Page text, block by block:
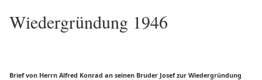
Wiedergründung 1946
Brief von Herrn Alfred Konrad an seinen Bruder Josef zur Wiedergründung